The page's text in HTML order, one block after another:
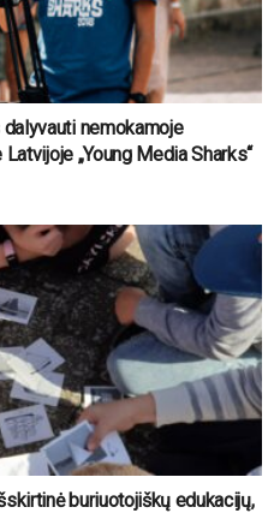
nemokamoje
„Young Media Sharks“
buriuotojiškų edukacijų,